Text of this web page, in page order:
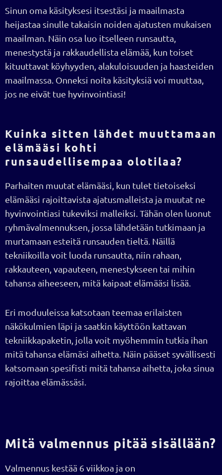
Sinun oma käsityksesi itsestäsi ja maailmasta
heijastaa sinulle takaisin noiden ajatusten mukaisen
maailman. Näin osa luo itselleen runsautta,
menestystä ja rakkaudellista elämää, kun toiset
kituuttavat köyhyyden, alakuloisuuden ja haasteiden
maailmassa. Onneksi noita käsityksiä voi muuttaa,
jos ne eivät tue hyvinvointiasi!
Kuinka sitten lähdet muuttamaan
elämääsi kohti
runsaudellisempaa olotilaa?
Parhaiten muutat elämääsi, kun tulet tietoiseksi
elämääsi rajoittavista ajatusmalleista ja muutat ne
hyvinvointiasi tukeviksi malleiksi. Tähän olen luonut
ryhmävalmennuksen, jossa lähdetään tutkimaan ja
murtamaan esteitä runsauden tieltä. Näillä
tekniikoilla voit luoda runsautta, niin rahaan,
rakkauteen, vapauteen, menestykseen tai mihin
tahansa aiheeseen, mitä kaipaat elämääsi lisää.
Eri moduuleissa katsotaan teemaa erilaisten
näkökulmien läpi ja saatkin käyttöön kattavan
tekniikkapaketin, jolla voit myöhemmin tutkia ihan
mitä tahansa elämäsi aihetta. Näin pääset syvällisesti
katsomaan spesifisti mitä tahansa aihetta, joka sinua
rajoittaa elämässäsi.
Mitä valmennus pitää sisällään?
Valmennus kestää 6 viikkoa ja on